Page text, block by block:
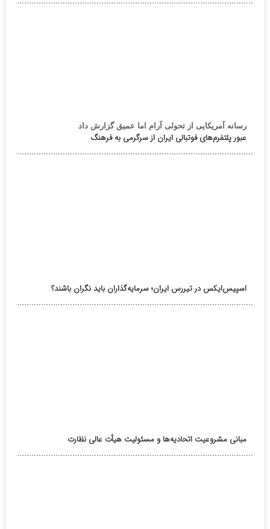
رسانه آمریکایی از تحولی آرام اما عمیق گزارش داد
عبور پلتفرم‌های فوتبالی ایران از سرگرمی به فرهنگ
اسپیس‌ایکس در تیررس ایران؛ سرمایه‌گذاران باید نگران باشند؟
مبانی مشروعیت اتحادیه‌ها و مسئولیت هیأت عالی نظارت